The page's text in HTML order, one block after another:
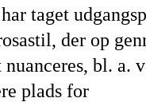
taget
der op
bl. a.
plads for